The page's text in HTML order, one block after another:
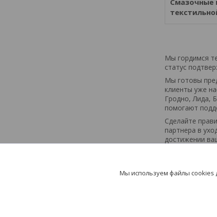
Мы гордимся
статус
Мы готовы
клиенты уже
Гродно, Лида,
помогают
Сделайте
партнера в
достижении
Мы используем файлы cookies